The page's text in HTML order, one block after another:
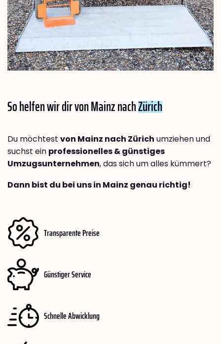
So helfen wir dir von Mainz nachZürich
Du möchtest von Mainz nach Zürich umziehen und
suchst ein professionelles & günstiges
Umzugsunternehmen, das sich um alles kümmert?
Dann bist du bei uns in Mainz genau richtig!
Transparente Preise
Günstiger Service
Schnelle Abwicklung